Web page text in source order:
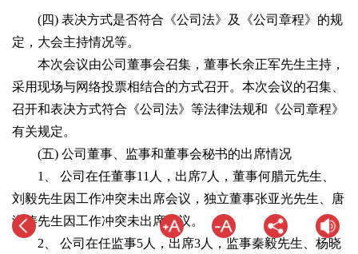
(四) 表决方式是否符合《公司法》及《公司章程》的规
定，大会主持情况等。
本次会议由公司董事会召集，董事长余正军先生主持，
采用现场与网络投票相结合的方式召开。本次会议的召集、
召开和表决方式符合《公司法》等法律法规和《公司章程》
有关规定。
(五) 公司董事、监事和董事会秘书的出席情况
1、 公司在任董事11人，出席7人，董事何腊元先生、
刘毅先生因工作冲突未出席会议，独立董事张亚光先生、唐
海涛先生因工作冲突未出席会议。
2、 公司在任监事5人，出席3人，监事秦毅先生、杨晓